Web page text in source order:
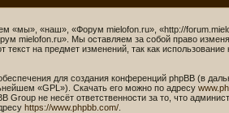
«мы», «наш», «Форум mielofon.ru», «http://
mielofon.ru». Мы оставляем за собой право
на предмет изменений, так как
для создания конференций phpBB (в
«GPL»). Скачать его можно по адресу
Group не несёт ответственности за то, что
https://www.phpbb.com/